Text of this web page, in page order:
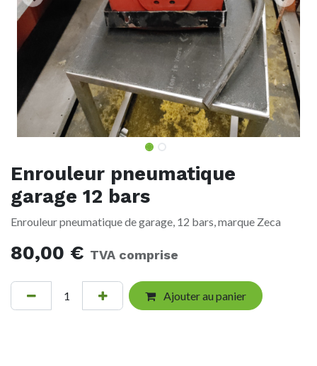
Enrouleur pneumatique
garage 12 bars
Enrouleur pneumatique de garage, 12 bars, marque Zeca
80,00 € TVA comprise
Ajouter au panier